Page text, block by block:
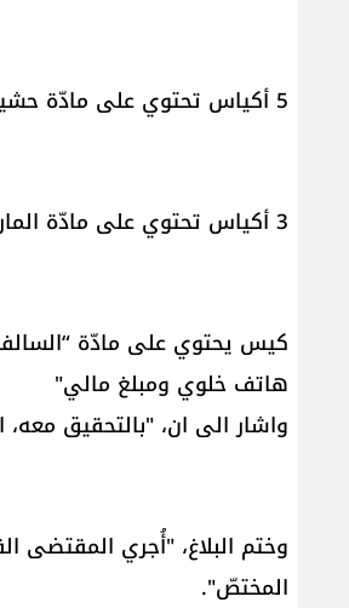
5 أكياس تحتوي على مادّة حشيشة الكيف
3 أكياس تحتوي على مادّة الماريجوانا
كيس يحتوي على مادّة
هاتف خلوي ومبلغ مالي"
واشار الى ان، "بالتحقيق
وختم البلاغ، "أُجري المقتضى
المختصّ".